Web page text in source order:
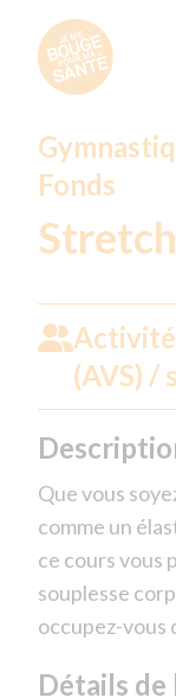
Fonds
(AVS) /
Que vous
comme un
ce cours vous
souplesse
occupez-vous
Détails